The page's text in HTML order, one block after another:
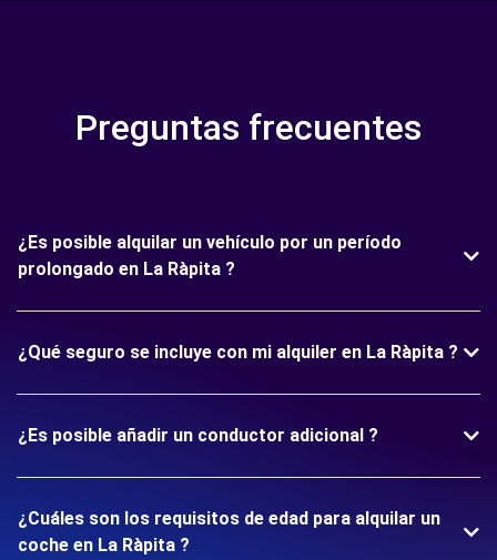
Preguntas frecuentes
¿Es posible alquilar un vehículo por un período
prolongado en La Ràpita ?
¿Qué seguro se incluye con mi alquiler en La Ràpita ?
¿Es posible añadir un conductor adicional ?
¿Cuáles son los requisitos de edad para alquilar un
coche en La Ràpita ?